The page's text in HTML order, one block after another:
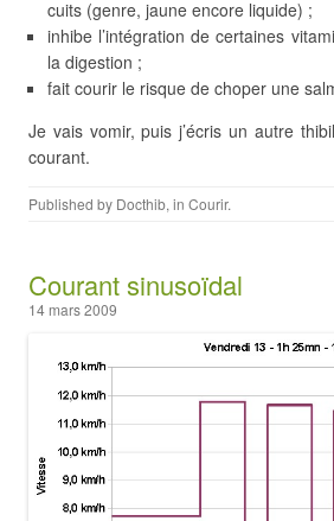
cuits (genre, jaune encore liquide) ;
inhibe l’intégration de certaines
la digestion ;
fait courir le risque de choper une
Je vais vomir, puis j’écris un autre
courant.
Published by Docthib, in Courir.
Courant sinusoïdal
14 mars 2009